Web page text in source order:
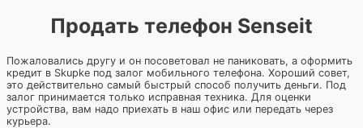
Продать телефон Senseit
Пожаловались другу и он посоветовал не паниковать, а оформить
кредит в Skupke под залог мобильного телефона. Хороший совет,
это действительно самый быстрый способ получить деньги. Под
залог принимается только исправная техника. Для оценки
устройства, вам надо приехать в наш офис или передать через
курьера.